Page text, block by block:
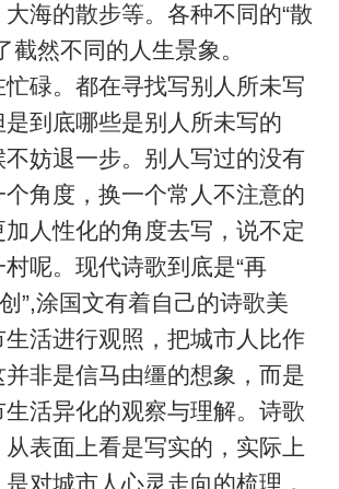
海的散步等。各种不同的“散
截然不同的人生景象。
碌。都在寻找写别人所未写
到底哪些是别人所未写的
妨退一步。别人写过的没有
角度，换一个常人不注意的
人性化的角度去写，说不定
呢。现代诗歌到底是“再
”,涂国文有着自己的诗歌美
活进行观照，把城市人比作
非是信马由缰的想象，而是
活异化的观察与理解。诗歌
从表面上看是写实的，实际上
对城市人心灵走向的梳理，